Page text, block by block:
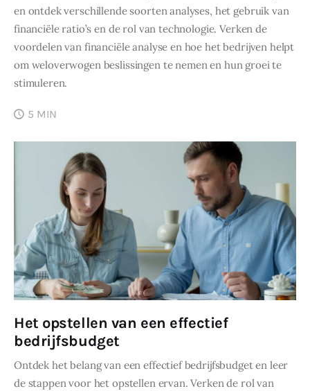
en ontdek verschillende soorten analyses, het gebruik van
financiële ratio’s en de rol van technologie. Verken de
voordelen van financiële analyse en hoe het bedrijven helpt
om weloverwogen beslissingen te nemen en hun groei te
stimuleren.
5 MIN
Het opstellen van een effectief
bedrijfsbudget
Ontdek het belang van een effectief bedrijfsbudget en leer
de stappen voor het opstellen ervan. Verken de rol van